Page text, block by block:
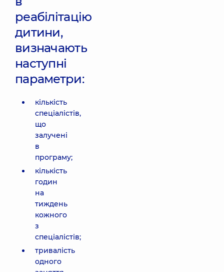
реабілітацію
дитини,
визначають
наступні
параметри:
кількість
спеціалістів,
що
залучені
в
програму;
кількість
годин
на
тиждень
кожного
з
спеціалістів;
тривалість
одного